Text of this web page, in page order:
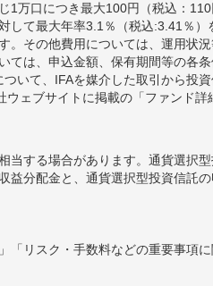
1万口につき最大100円（税込：
して最大年率3.1％（税込:3.41％）
。その他費用については、運用状況
ては、申込金額、保有期間等の各条
いて、IFAを媒介した取引から投
ェブサイトに掲載の「ファンド詳
当する場合があります。通貨選択
益分配金と、通貨選択型投資信託
「リスク・手数料などの重要事項に